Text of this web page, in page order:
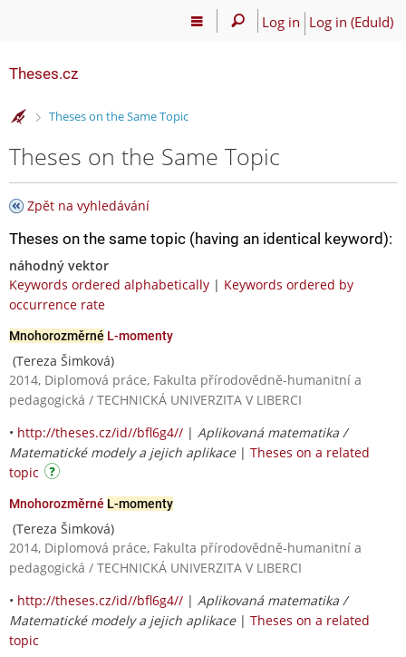
Log in Log in (EduId)
Theses.cz
>
Theses on the Same Topic
Theses on the Same Topic
Zpět na vyhledávání
Theses on the same topic (having an identical keyword):
náhodný vektor
Keywords ordered alphabetically | Keywords ordered by
occurrence rate
Mnohorozměrné L-momenty
(Tereza Šimková)
2014, Diplomová práce, Fakulta přírodovědně-humanitní a
pedagogická / TECHNICKÁ UNIVERZITA V LIBERCI
• http://theses.cz/id//bfl6g4// | Aplikovaná matematika /
Matematické modely a jejich aplikace| Theses on a related
topic
Mnohorozměrné L-momenty
(Tereza Šimková)
2014, Diplomová práce, Fakulta přírodovědně-humanitní a
pedagogická / TECHNICKÁ UNIVERZITA V LIBERCI
• http://theses.cz/id//bfl6g4// | Aplikovaná matematika /
Matematické modely a jejich aplikace| Theses on a related
topic